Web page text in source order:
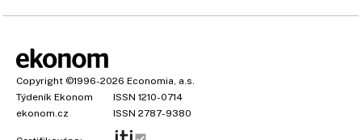
Copyright ©1996-2026 Economia, a.s.
Týdeník Ekonom
ISSN 1210-0714
ekonom.cz
ISSN 2787-9380